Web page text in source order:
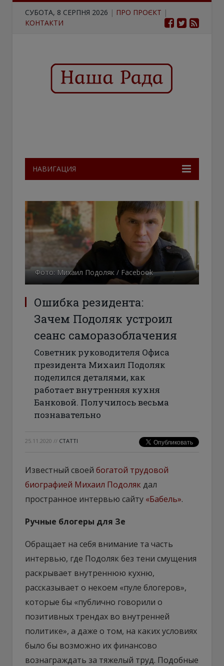
СУБОТА, 8 СЕРПНЯ 2026 | ПРО ПРОЄКТ |
КОНТАКТИ
НАВИГАЦИЯ
Фото: Михаил Подоляк / Facebook
Ошибка резидента:
Зачем Подоляк устроил
сеанс саморазоблачения
Советник руководителя Офиса
президента Михаил Подоляк
поделился деталями, как
работает внутренняя кухня
Банковой. Получилось весьма
познавательно
25.11.2020 // СТАТТІ
Известный своей богатой трудовой
биографией Михаил Подоляк дал
пространное интервью сайту «Бабель».
Ручные блогеры для Зе
Обращает на себя внимание та часть
интервью, где Подоляк без тени смущения
раскрывает внутреннюю кухню,
рассказывает о некоем «пуле блогеров»,
которые бы «публично говорили о
позитивных трендах во внутренней
политике», а даже о том, на каких условиях
было бы возможно их финансово
вознаграждать за тяжелый труд. Подобные